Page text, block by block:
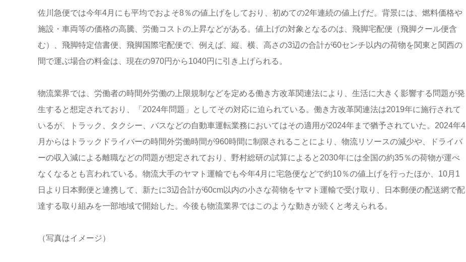
佐川急便では今年4月にも平均でおよそ8％の値上げをしており、初めての2年連続の値上げだ。背景には、燃料価格や
施設・車両等の価格の高騰、労働コストの上昇などがある。値上げの対象となるのは、飛脚宅配便（飛脚クール便含
む）、飛脚特定信書便、飛脚国際宅配便で、例えば、縦、横、高さの3辺の合計が60センチ以内の荷物を関東と関西の
間で運ぶ場合の料金は、現在の970円から1040円に引き上げられる。
物流業界では、労働者の時間外労働の上限規制などを定める働き方改革関連法により、生活に大きく影響する問題が発
生すると想定されており、「2024年問題」としてその対応に迫られている。働き方改革関連法は2019年に施行されて
いるが、トラック、タクシー、バスなどの自動車運転業務においてはその適用が2024年まで猶予されていた。2024年4
月からはトラックドライバーの時間外労働時間が960時間に制限されることにより、物流リソースの減少や、ドライバ
ーの収入減による離職などの問題が想定されており、野村総研の試算によると2030年には全国の約35％の荷物が運べ
なくなるとも言われている。物流大手のヤマト運輸でも今年4月に宅急便などで約10％の値上げを行ったほか、10月1
日より日本郵便と連携して、新たに3辺合計が60cm以内の小さな荷物をヤマト運輸で受け取り、日本郵便の配送網で配
達する取り組みを一部地域で開始した。今後も物流業界ではこのような動きが続くと考えられる。
（写真はイメージ）